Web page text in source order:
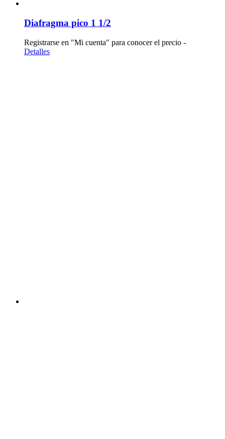
Diafragma pico 1 1/2
Registrarse en "Mi cuenta" para conocer el precio -
Detalles